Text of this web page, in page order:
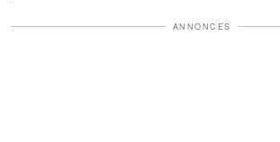
ANNONCES